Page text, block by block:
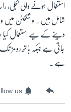
استعمال ہونے والی
شامل ہیں ۔ واشنگٹن میں
دینے کے لیے استعمال کیا
جاتی ہے جبکہ باتھ رومز
ہے ۔
us